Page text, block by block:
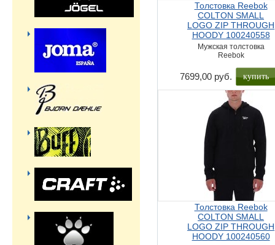
Толстовка Reebok
COLTON SMALL
LOGO ZIP THROUGH
HOODY 100240558
Мужская толстовка
Reebok
7699,00 руб. купить
Толстовка Reebok
COLTON SMALL
LOGO ZIP THROUGH
HOODY 100240560